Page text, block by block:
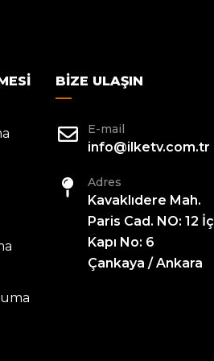
BIZE ULAŞIN
E-mail
info@ilketv.com.tr
Adres
Kavaklıdere Mah.
Paris Cad. NO: 12 İç
Kapı No: 6
Çankaya / Ankara